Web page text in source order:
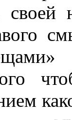
своей